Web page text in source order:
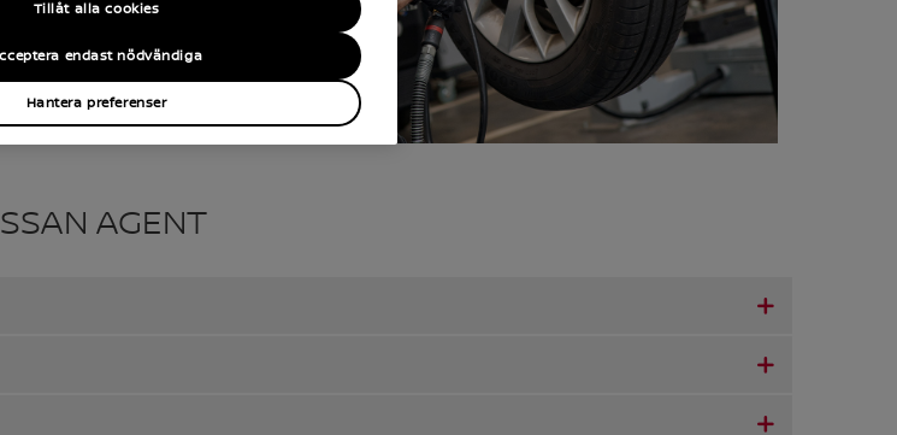
AGENT
Hantera preferenser
endast nödvändiga
Tillåt alla cookies